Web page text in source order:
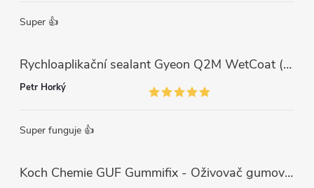
Super 👍
Rychloaplikační sealant Gyeon Q2M WetCoat (1 L)
Petr Horký
Super funguje 👍
Koch Chemie GUF Gummifix - Oživovač gumových koberců (1000ml)